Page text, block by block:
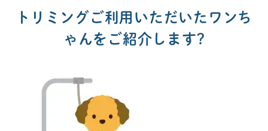
トリミングご利用いただいたワンち
ゃんをご紹介します?